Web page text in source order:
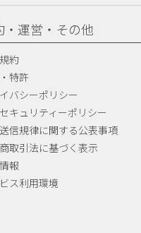
・運営・その他
約
特許
バシーポリシー
キュリティーポリシー
信規律に関する公表事項
取引法に基づく表示
報
ス利用環境